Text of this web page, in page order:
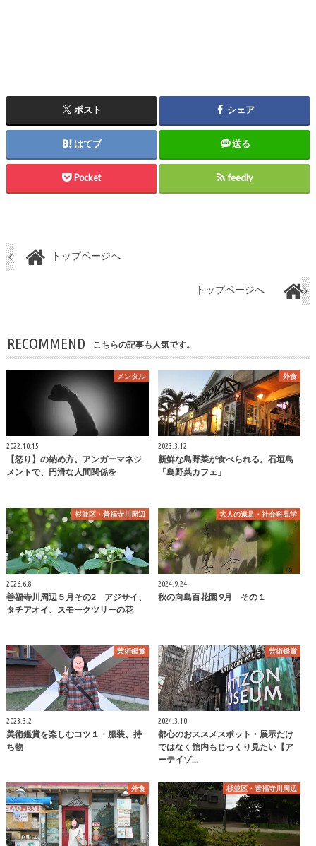
ポスト シェア
はてブ 送る
Pocket feedly
トップページへ
トップページへ
RECOMMEND こちらの記事も人気です。
メンタル
2022.10.15
【怒り】の納め方。アンガーマネジ
メントで、円滑な人間関係を
外食
2023.3.12
新鮮な島野菜が食べられる。石垣島
「島野菜カフェ」
杉並区・善福寺川周辺
2026.6.8
善福寺川周辺５月その2 アジサイ、
タチアオイ、スモークツリーの花
大人の遠足・社会科見学
2024.9.24
秋の向島百花園 9月 その１
芸術鑑賞
2023.3.2
美術鑑賞を楽しむコツ１・服装、持
ち物
芸術鑑賞
2024.3.10
都心のおススメスポット・展示だけ
ではなく館内もじっくり見たい【ア
ーテイゾ…
外食 杉並区・善福寺川周辺